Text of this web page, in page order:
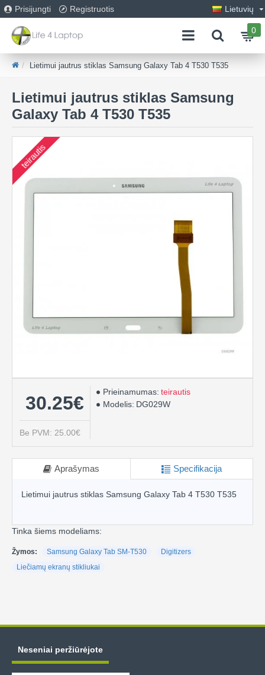
Prisijungti Registruotis Lietuvių
0
Lietimui jautrus stiklas Samsung Galaxy Tab 4 T530 T535
Lietimui jautrus stiklas Samsung
Galaxy Tab 4 T530 T535
teirautis
30.25€
Be PVM: 25.00€
Prieinamumas: teirautis
Modelis: DG029W
Aprašymas Specifikacija
Lietimui jautrus stiklas Samsung Galaxy Tab 4 T530 T535
Tinka šiems modeliams:
Žymos: Samsung Galaxy Tab SM-T530
Digitizers
Liečiamų ekranų stikliukai
Neseniai peržiūrėjote